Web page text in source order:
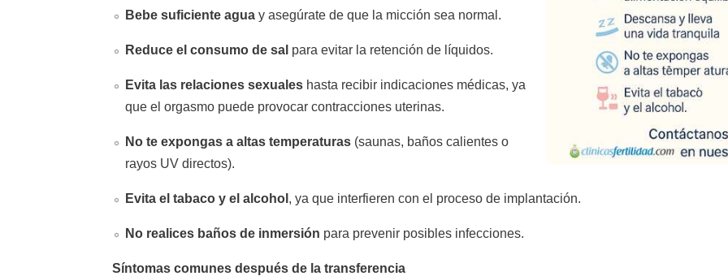
Bebe suficiente agua y asegúrate de que la micción sea normal.
Reduce el consumo de sal para evitar la retención de líquidos.
Evita las relaciones sexuales hasta recibir indicaciones médicas, ya
que el orgasmo puede provocar contracciones uterinas.
No te expongas a altas temperaturas (saunas, baños calientes o
rayos UV directos).
Evita el tabaco y el alcohol , ya que interfieren con el proceso de implantación.
No realices baños de inmersión para prevenir posibles infecciones.
Síntomas comunes después de la transferencia